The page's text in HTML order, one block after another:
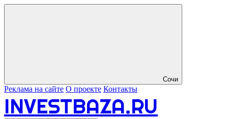
Сочи
Реклама на сайте О проекте Контакты
INVESTBAZA.RU